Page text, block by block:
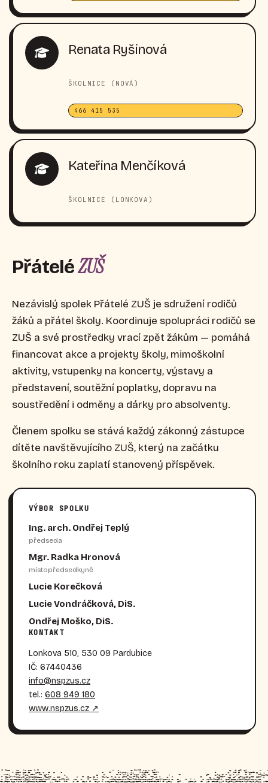
Renata Ryšinová
ŠKOLNICE (NOVÁ)
466 415 535
Kateřina Menčíková
ŠKOLNICE (LONKOVA)
PřáteléZUŠ
Nezávislý spolek Přátelé ZUŠ je sdružení rodičů
žáků a přátel školy. Koordinuje spolupráci rodičů se
ZUŠ a své prostředky vrací zpět žákům — pomáhá
financovat akce a projekty školy, mimoškolní
aktivity, vstupenky na koncerty, výstavy a
představení, soutěžní poplatky, dopravu na
soustředění i odměny a dárky pro absolventy.
Členem spolku se stává každý zákonný zástupce
dítěte navštěvujícího ZUŠ, který na začátku
školního roku zaplatí stanovený příspěvek.
VÝBOR SPOLKU
Ing. arch. Ondřej Teplý
předseda
Mgr. Radka Hronová
místopředsedkyně
Lucie Korečková
Lucie Vondráčková, DiS.
Ondřej Moško, DiS.
KONTAKT
Lonkova 510, 530 09 Pardubice
IČ: 67440436
info@nspzus.cz
tel.: 608 949 180
www.nspzus.cz ↗